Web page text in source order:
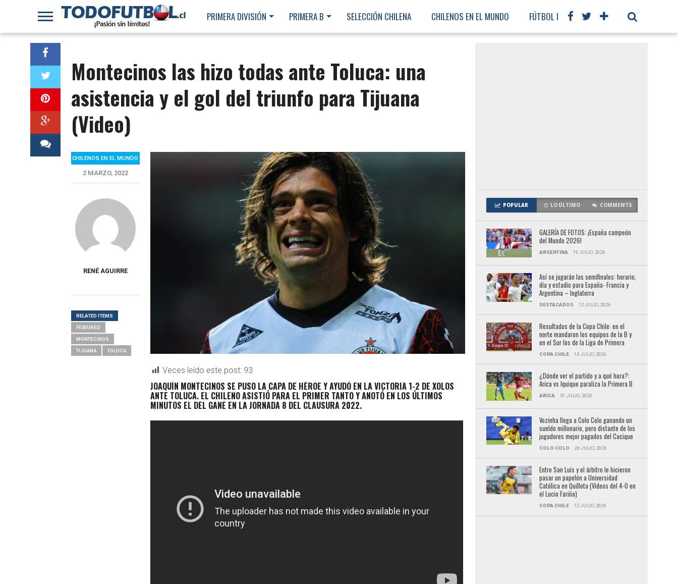
PRIMERA DIVISIÓN PRIMERA B SELECCIÓN CHILENA CHILENOS EN EL MUNDO FÚTBOL INTERNACIONAL
Montecinos las hizo todas ante Toluca: una
asistencia y el gol del triunfo para Tijuana
(Video)
Veces leído este post: 93
JOAQUÍN MONTECINOS SE PUSO LA CAPA DE HÉROE Y AYUDÓ EN LA VICTORIA 1-2 DE XOLOS
ANTE TOLUCA. EL CHILENO ASISTIÓ PARA EL PRIMER TANTO Y ANOTÓ EN LOS ÚLTIMOS
MINUTOS EL DEL GANE EN LAJORNADA 8 DEL CLAUSURA 2022.
CHILENOS EN EL MUNDO
2 MARZO, 2022
RENÉ AGUIRRE
RELATED ITEMS
FEATURED
MONTECINOS
TIJUANA TOLUCA
POPULAR LO ÚLTIMO COMMENTS
GALERÍA DE FOTOS: ¡España campeón
del Mundo 2026!
ARGENTINA 19 JULIO, 2026
Así se jugarán las semifinales: horario,
día y estadio para España- Francia y
Argentina – Inglaterra
DESTACADOS 12 JULIO, 2026
Resultados de la Copa Chile: en el
norte mandaron los equipos de la B y
en el Sur los de la Liga de Primera
COPA CHILE 14 JULIO, 2026
¿Dónde ver el partido y a qué hora?:
Arica vs Iquique paraliza la Primera B
ARICA 31 JULIO, 2026
Vozinha llega a Colo Colo ganando un
sueldo millonario, pero distante de los
jugadores mejor pagados del Cacique
COLO COLO 26 JULIO, 2026
Entre San Luis y el árbitro le hicieron
pasar un papelón a Universidad
Católica en Quillota (Videos del 4-0 en
el Lucio Fariña)
COPA CHILE 12 JULIO, 2026